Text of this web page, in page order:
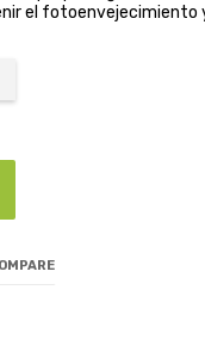
el fotoenvejecimiento